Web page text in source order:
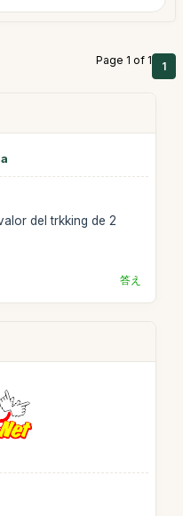
Page 1 of 1 1
del trkking de 2
答え